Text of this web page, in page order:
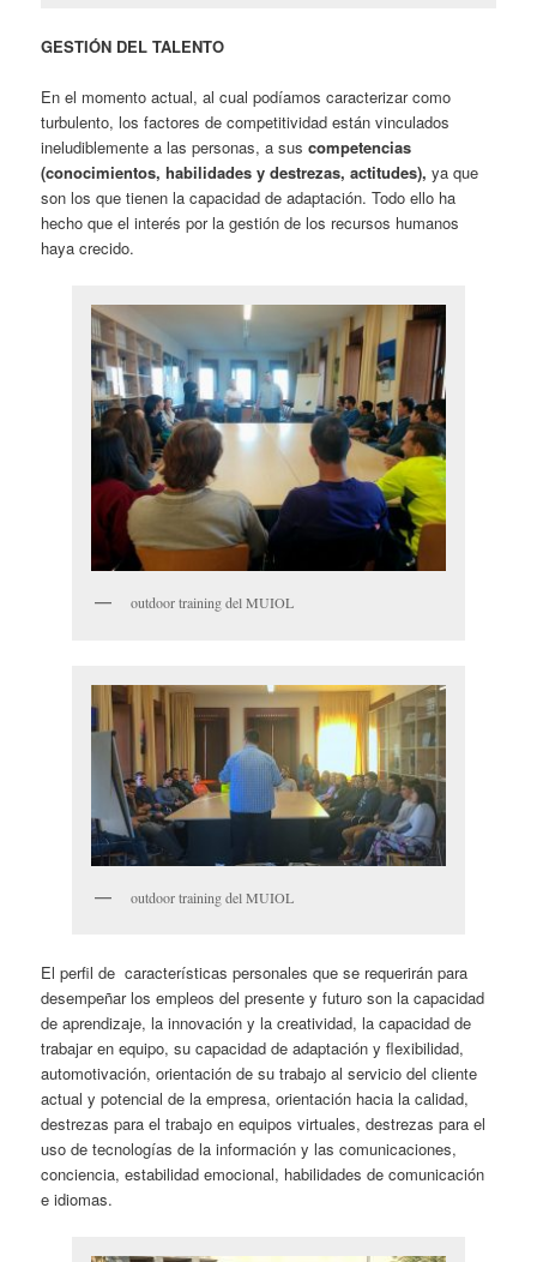
GESTIÓN DEL TALENTO
En el momento actual, al cual podíamos caracterizar como
turbulento, los factores de competitividad están vinculados
ineludiblemente a las personas, a suscompetencias
(conocimientos, habilidades y destrezas, actitudes), ya que
son los que tienen la capacidad de adaptación. Todo ello ha
hecho que el interés por la gestión de los recursos humanos
haya crecido.
outdoor training del MUIOL
outdoor training del MUIOL
El perfil de características personales que se requerirán para
desempeñar los empleos del presente y futuro son la capacidad
de aprendizaje, la innovación y la creatividad, la capacidad de
trabajar en equipo, su capacidad de adaptación y flexibilidad,
automotivación, orientación de su trabajo al servicio del cliente
actual y potencial de la empresa, orientación hacia la calidad,
destrezas para el trabajo en equipos virtuales, destrezas para el
uso de tecnologías de la información y las comunicaciones,
conciencia, estabilidad emocional, habilidades de comunicación
e idiomas.